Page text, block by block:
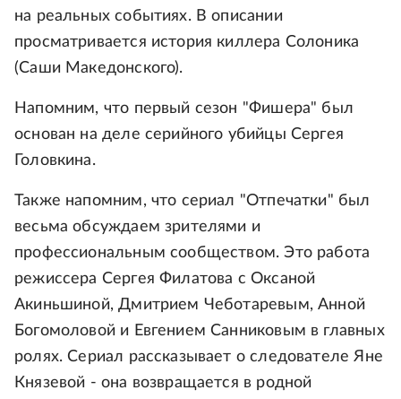
на реальных событиях. В описании
просматривается история киллера Солоника
(Саши Македонского).
Напомним, что первый сезон "Фишера" был
основан на деле серийного убийцы Сергея
Головкина.
Также напомним, что сериал "Отпечатки" был
весьма обсуждаем зрителями и
профессиональным сообществом. Это работа
режиссера Сергея Филатова с Оксаной
Акиньшиной, Дмитрием Чеботаревым, Анной
Богомоловой и Евгением Санниковым в главных
ролях. Сериал рассказывает о следователе Яне
Князевой - она возвращается в родной